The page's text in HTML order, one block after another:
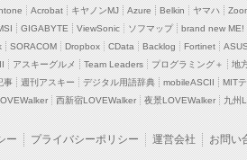
Acrobat キヤノンMJ Azure Belkin ヤマハ
GIGABYTE ViewSonic ソフマップ brand new ME!
SORACOM Dropbox CData Backlog Fortinet
アスキーグルメ Team Leaders プログラミング＋ 地
事
週刊アスキー デジタル用語辞典 mobileASCII
MIT
西新宿LOVEWalker 夜景LOVEWalker 九州
ー プライバシーポリシー 運営会社 お問い